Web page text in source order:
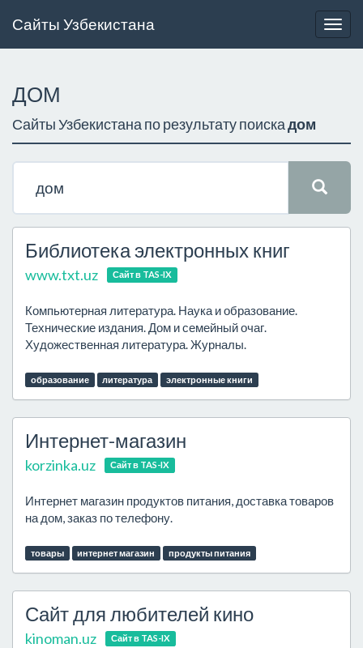
Сайты Узбекистана
ДОМ
Сайты Узбекистана по результату поискадом
Библиотека электронных книг
www.txt.uz Сайт в TAS-IX
Компьютерная литература. Наука и образование.
Технические издания. Дом и семейный очаг.
Художественная литература. Журналы.
образование литература электронные книги
Интернет-магазин
korzinka.uz Сайт в TAS-IX
Интернет магазин продуктов питания, доставка товаров
на дом, заказ по телефону.
товары интернет магазин продукты питания
Сайт для любителей кино
kinoman.uz Сайт в TAS-IX